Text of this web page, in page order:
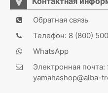
Обратная связь
Телефон: 8 (800)
WhatsApp
Электронная
yamahashop@alba-